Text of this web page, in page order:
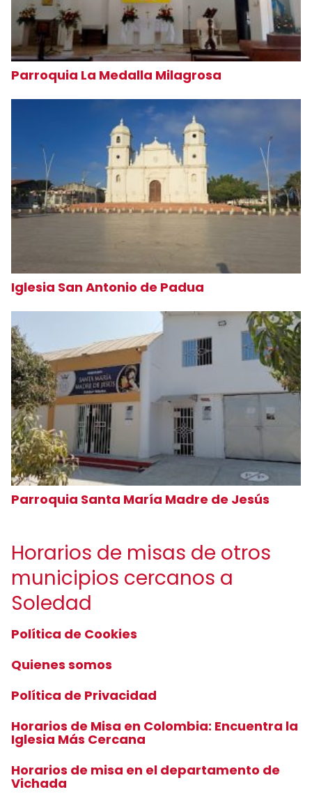
Parroquia La Medalla Milagrosa
Iglesia San Antonio de Padua
Parroquia Santa María Madre de Jesús
Horarios de misas de otros
municipios cercanos a
Soledad
Política de Cookies
Quienes somos
Política de Privacidad
Horarios de Misa en Colombia: Encuentra la
Iglesia Más Cercana
Horarios de misa en el departamento de
Vichada